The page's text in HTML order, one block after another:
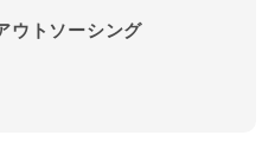
ウトソーシング